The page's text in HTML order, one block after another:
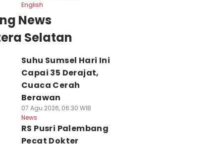
English
News
Selatan
Suhu Sumsel Hari Ini
Capai 35 Derajat,
Cuaca Cerah
Berawan
07 Agu 2026, 06:30 WIB
News
RS Pusri Palembang
Pecat Dokter